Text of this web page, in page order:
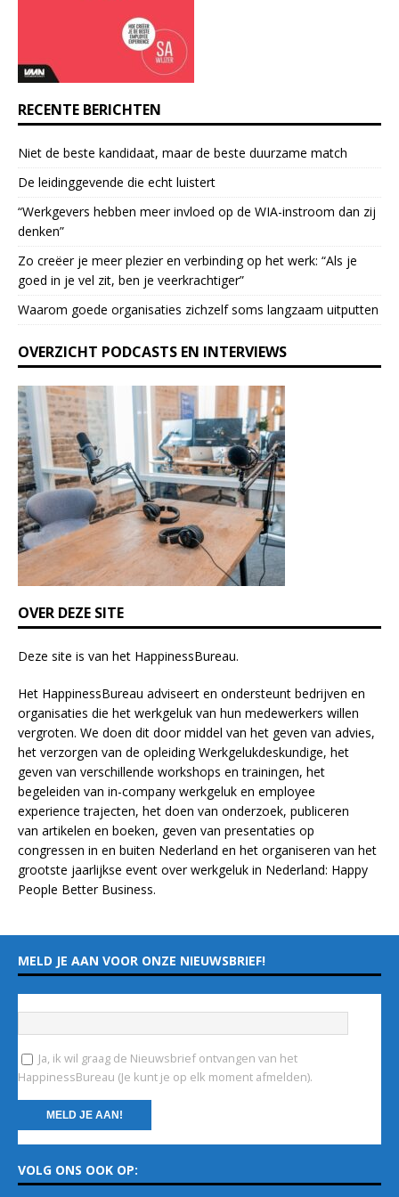
.
l
e
a
s
e
l
a
v
t
h
i
s
f
i
e
l
d
b
l
n
k
.
RECENTE BERICHTEN
Niet de beste kandidaat, maar de beste duurzame match
De leidinggevende die echt luistert
“Werkgevers hebben meer invloed op de WIA-instroom dan zij
denken”
Zo creëer je meer plezier en verbinding op het werk: “Als je
goed in je vel zit, ben je veerkrach­tiger”
Waarom goede organisaties zichzelf soms langzaam uitputten
OVERZICHT PODCASTS EN INTERVIEWS
OVER DEZE SITE
Deze site is van het HappinessBureau.
Het HappinessBureau adviseert en ondersteunt bedrijven en
organisaties die het werkgeluk van hun medewerkers willen
vergroten. We doen dit door middel van het geven van advies,
het verzorgen van de opleidingWerkgelukdeskundige, het
geven van verschillende workshops en trainingen, het
begeleiden van in-company werkgeluk en employee
experiencetrajecten, het doen van onderzoek, publiceren
van artikelen en boeken, geven van presentaties op
congressen in en buiten Nederland en het organiseren van het
grootste jaarlijkse event over werkgeluk in Nederland: Happy
People Better Business.
MELD JE AAN VOOR ONZE NIEUWSBRIEF!
Ja, ik wil graag de Nieuwsbrief ontvangen van het
HappinessBureau (Je kunt je op elk moment afmelden).
o
n
VOLG ONS OOK OP: